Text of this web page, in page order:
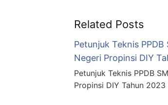
Related Posts
Petunjuk Teknis PPDB
Negeri Propinsi DIY
Petunjuk Teknis PPDB
Propinsi DIY Tahun 2023